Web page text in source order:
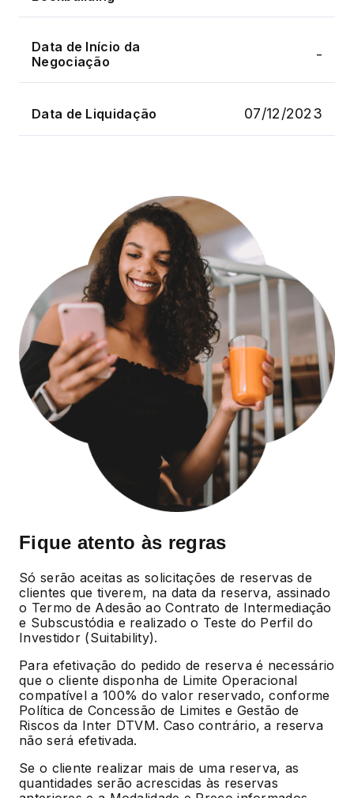
Data de Início da
Negociação
-
Data de Liquidação 07/12/2023
Fique atento às regras
Só serão aceitas as solicitações de reservas de
clientes que tiverem, na data da reserva, assinado
o Termo de Adesão ao Contrato de Intermediação
e Subscustódia e realizado o Teste do Perfil do
Investidor (Suitability).
Para efetivação do pedido de reserva é necessário
que o cliente disponha de Limite Operacional
compatível a 100% do valor reservado, conforme
Política de Concessão de Limites e Gestão de
Riscos da Inter DTVM. Caso contrário, a reserva
não será efetivada.
Se o cliente realizar mais de uma reserva, as
quantidades serão acrescidas às reservas